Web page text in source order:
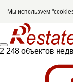
Мы используем
2 248 объектов